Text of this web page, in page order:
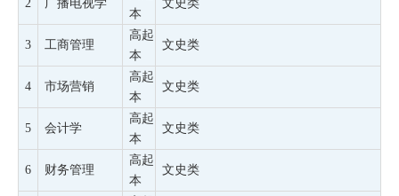
2 广播电视学
本
文史类
3 工商管理
高起
本
文史类
4 市场营销
高起
本
文史类
5 会计学
高起
本
文史类
6 财务管理
高起
本
文史类